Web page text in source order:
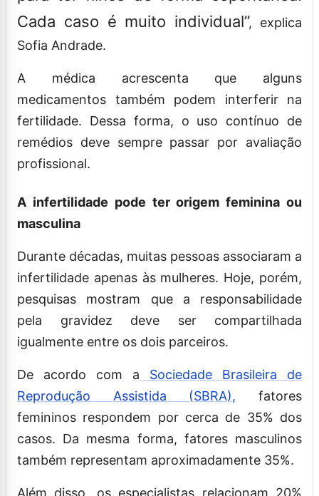
Cada caso é muito individual”, explica
Sofia Andrade.
A médica acrescenta que alguns
medicamentos também podem interferir na
fertilidade. Dessa forma, o uso contínuo de
remédios deve sempre passar por avaliação
profissional.
A infertilidade pode ter origem feminina ou
masculina
Durante décadas, muitas pessoas associaram a
infertilidade apenas às mulheres. Hoje, porém,
pesquisas mostram que a responsabilidade
pela gravidez deve ser compartilhada
igualmente entre os dois parceiros.
De acordo com a Sociedade Brasileira de
Reprodução Assistida (SBRA), fatores
femininos respondem por cerca de 35% dos
casos. Da mesma forma, fatores masculinos
também representam aproximadamente 35%.
Além disso, os especialistas relacionam 20%